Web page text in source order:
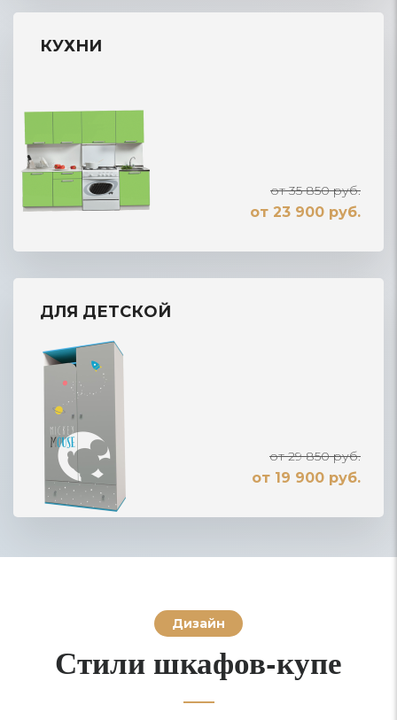
КУХНИ
от 35 850 руб.
от 23 900 руб.
ДЛЯ ДЕТСКОЙ
от 29 850 руб.
от 19 900 руб.
Дизайн
Стили шкафов-купе